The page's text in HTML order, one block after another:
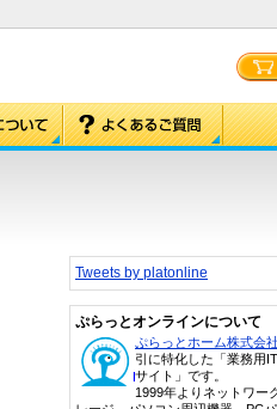
Tweets by platonline
ぷらっとオンラインについて
ぷらっとホーム株式会社
引に特化した「業務用
サイト」です。
1999年よりネットワー